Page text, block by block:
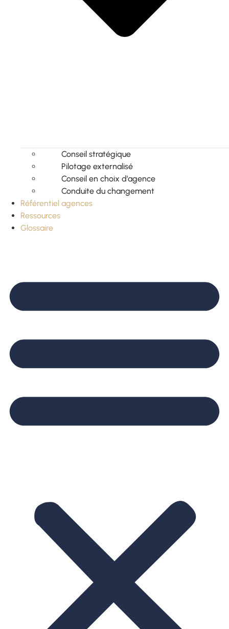
Conseil stratégique
Pilotage externalisé
Conseil en choix d’agence
Conduite du changement
Référentiel agences
Ressources
Glossaire